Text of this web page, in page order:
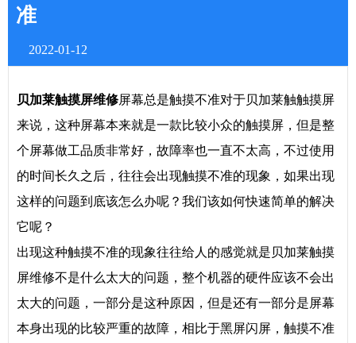
准
2022-01-12
贝加莱触摸屏维修屏幕总是触摸不准对于贝加莱触触摸屏
来说，这种屏幕本来就是一款比较小众的触摸屏，但是整
个屏幕做工品质非常好，故障率也一直不太高，不过使用
的时间长久之后，往往会出现触摸不准的现象，如果出现
这样的问题到底该怎么办呢？我们该如何快速简单的解决
它呢？
出现这种触摸不准的现象往往给人的感觉就是贝加莱触摸
屏维修不是什么太大的问题，整个机器的硬件应该不会出
太大的问题，一部分是这种原因，但是还有一部分是屏幕
本身出现的比较严重的故障，相比于黑屏闪屏，触摸不准